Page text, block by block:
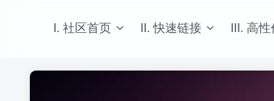
I. 社区首页 II. 快速链接 III. 高